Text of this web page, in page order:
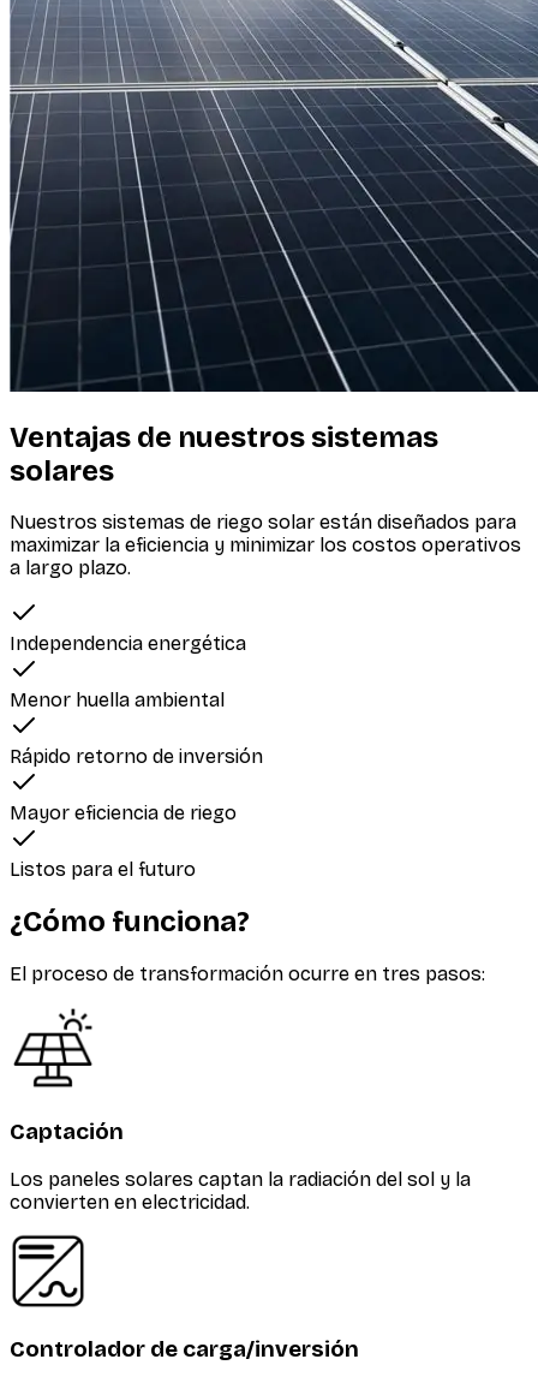
Ventajas de nuestros sistemas
solares
Nuestros sistemas de riego solar están diseñados para
maximizar la eficiencia y minimizar los costos operativos
a largo plazo.
Independencia energética
Menor huella ambiental
Rápido retorno de inversión
Mayor eficiencia de riego
Listos para el futuro
¿Cómo funciona?
El proceso de transformación ocurre en tres pasos:
Captación
Los paneles solares captan la radiación del sol y la
convierten en electricidad.
Controlador de carga/inversión